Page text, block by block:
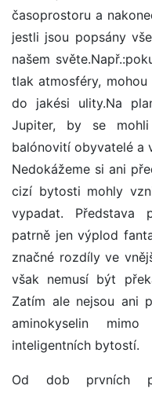
časoprostoru a
jestli jsou popsány
našem
tlak atmosféry,
do jakési ulity.Na
Jupiter, by se
balónovití obyvatelé a
Nedokážeme si ani
cizí bytosti mohly
vypadat. Představa
patrně jen výplod
značné rozdíly ve
však nemusí být
Zatím ale nejsou ani
aminokyselin
inteligentních bytostí.
Od dob prvních